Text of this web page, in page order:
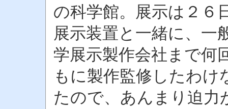
の科学館。展示は２６
展示装置と一緒に、一
学展示製作会社まで何
もに製作監修したわ
たので、あんまり迫